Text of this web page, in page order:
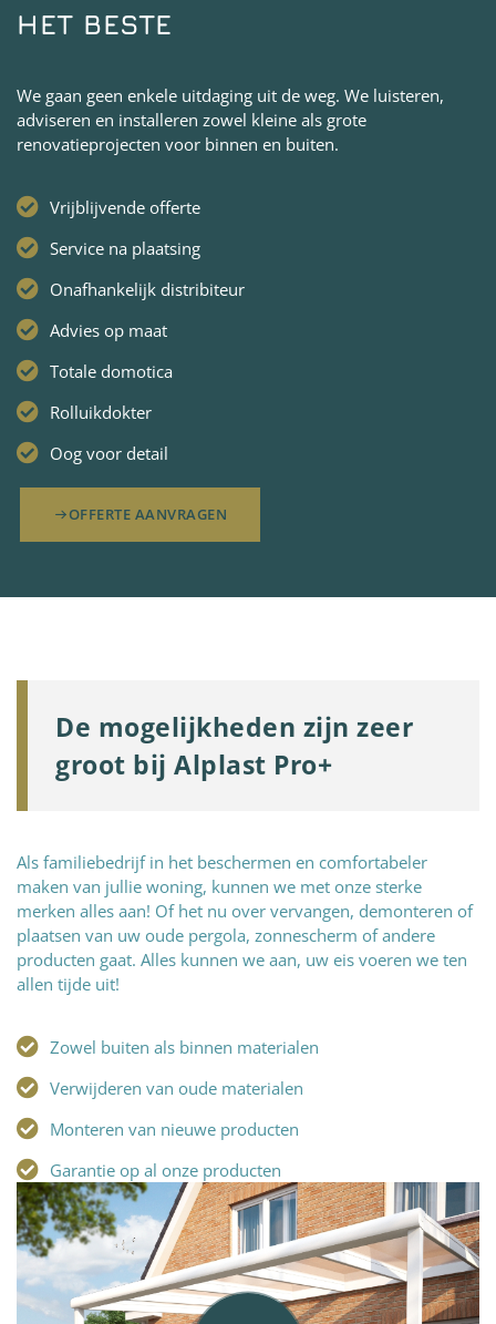
HET BESTE
We gaan geen enkele uitdaging uit de weg. We luisteren,
adviseren en installeren zowel kleine als grote
renovatieprojecten voor binnen en buiten.
Vrijblijvende offerte
Service na plaatsing
Onafhankelijk distribiteur
Advies op maat
Totale domotica
Rolluikdokter
Oog voor detail
OFFERTE AANVRAGEN
De mogelijkheden zijn zeer
groot bij Alplast Pro+
Als familiebedrijf in het beschermen en comfortabeler
maken van jullie woning, kunnen we met onze sterke
merken alles aan! Of het nu over vervangen, demonteren of
plaatsen van uw oude pergola, zonnescherm of andere
producten gaat. Alles kunnen we aan, uw eis voeren we ten
allen tijde uit!
Zowel buiten als binnen materialen
Verwijderen van oude materialen
Monteren van nieuwe producten
Garantie op al onze producten